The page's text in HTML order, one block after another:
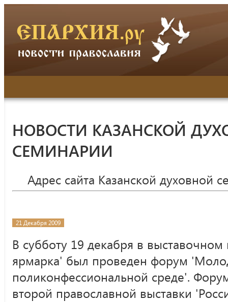
НОВОСТИ КАЗАНСКОЙ
СЕМИНАРИИ
Адрес сайта Казанской духовной
21 Декабря 2009
В субботу 19 декабря в выставочном
ярмарка' был проведен форум
поликонфессиональной среде'.
второй православной выставки